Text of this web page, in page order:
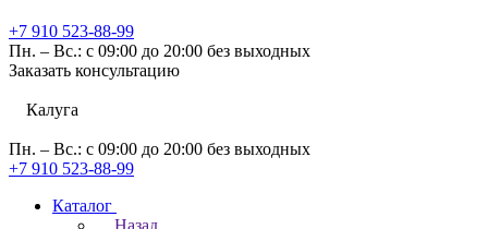
+7 910 523-88-99
Пн. – Вс.: с 09:00 до 20:00 без выходных
Заказать консультацию
Калуга
Пн. – Вс.: с 09:00 до 20:00 без выходных
+7 910 523-88-99
Каталог
Назад